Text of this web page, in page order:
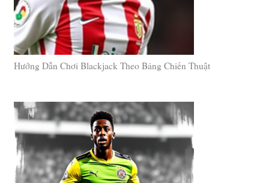
Hướng Dẫn Chơi Blackjack Theo Bảng Chiến Thuật